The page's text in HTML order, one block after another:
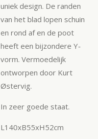
uniek design. De randen
van het blad lopen schuin
en rond af en de poot
heeft een bijzondere Y-
vorm. Vermoedelijk
ontworpen door Kurt
Østervig.
In zeer goede staat.
L140xB55xH52cm